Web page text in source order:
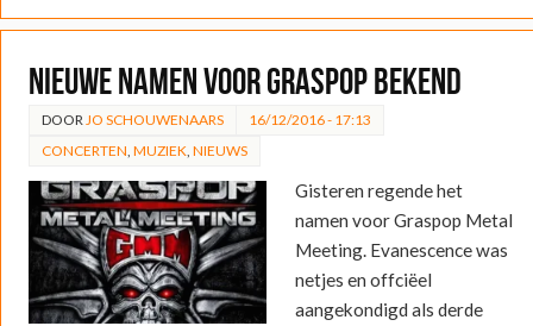
Nieuwe namen voor Graspop bekend
DOOR JO SCHOUWENAARS
16/12/2016 - 17:13
CONCERTEN MUZIEK NIEUWS
Gisteren regende het
namen voor Graspop Metal
Meeting. Evanescence was
netjes en offciëel
aangekondigd als derde